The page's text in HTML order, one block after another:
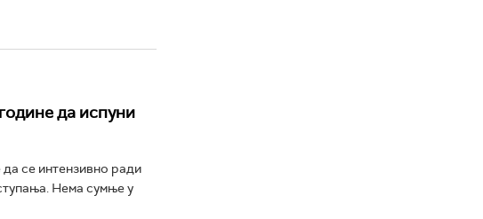
да испуни
се интензивно ради
Нема сумње у